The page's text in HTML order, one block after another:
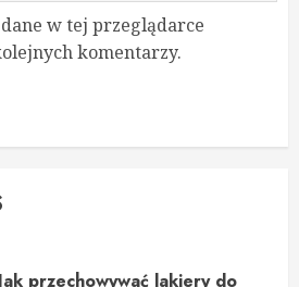
w tej przeglądarce
komentarzy.
Jak przechowywać lakiery do